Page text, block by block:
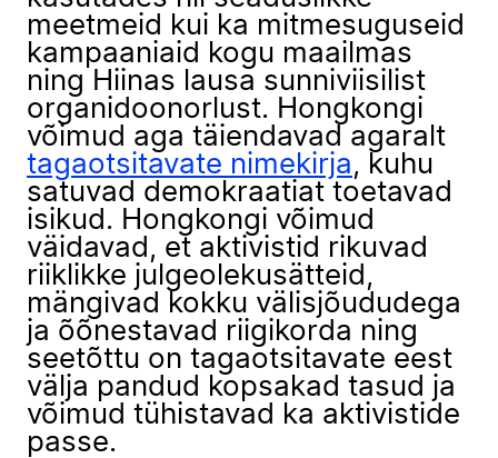
meetmeid kui ka mitmesuguseid
kampaaniaid kogu maailmas
ning Hiinas lausa sunniviisilist
organidoonorlust. Hongkongi
võimud aga täiendavad agaralt
tagaotsitavate nimekirja, kuhu
satuvad demokraatiat toetavad
isikud. Hongkongi võimud
väidavad, et aktivistid rikuvad
riiklikke julgeolekusätteid,
mängivad kokku välisjõududega
ja õõnestavad riigikorda ning
seetõttu on tagaotsitavate eest
välja pandud kopsakad tasud ja
võimud tühistavad ka aktivistide
passe.